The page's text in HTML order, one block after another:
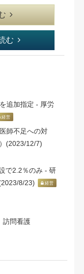
む
追加指定 - 厚労
経営
師不足への対
(2023/12/7)
で2.2％のみ - 研
8/23)
経営
訪問看護